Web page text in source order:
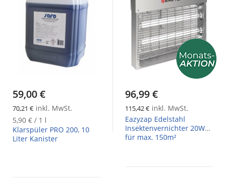
59,00 €
70,21 € inkl. MwSt.
5,90 € / 1 l
Klarspüler PRO 200, 10
Liter Kanister
96,99 €
115,42 € inkl. MwSt.
Eazyzap Edelstahl
Insektenvernichter 20W
für max. 150m²